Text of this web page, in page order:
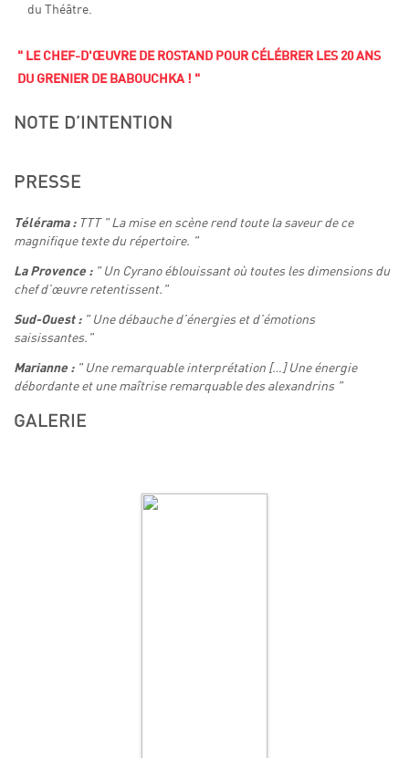
du Théâtre.
" LE CHEF-D'ŒUVRE DE ROSTAND POUR CÉLÉBRER LES 20 ANS
DU GRENIER DE BABOUCHKA ! "
NOTE D’INTENTION
PRESSE
Télérama : TTT " La mise en scène rend toute la saveur de ce
magnifique texte du répertoire. "
La Provence : " Un Cyrano éblouissant où toutes les dimensions du
chef d’œuvre retentissent."
Sud-Ouest : " Une débauche d’énergies et d’émotions
saisissantes."
Marianne : " Une remarquable interprétation […] Une énergie
débordante et une maîtrise remarquable des alexandrins "
GALERIE